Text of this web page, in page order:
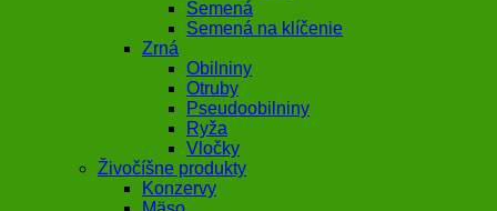
Semená
Semená na klíčenie
Zrná
Obilniny
Otruby
Pseudoobilniny
Ryža
Vločky
Živočíšne produkty
Konzervy